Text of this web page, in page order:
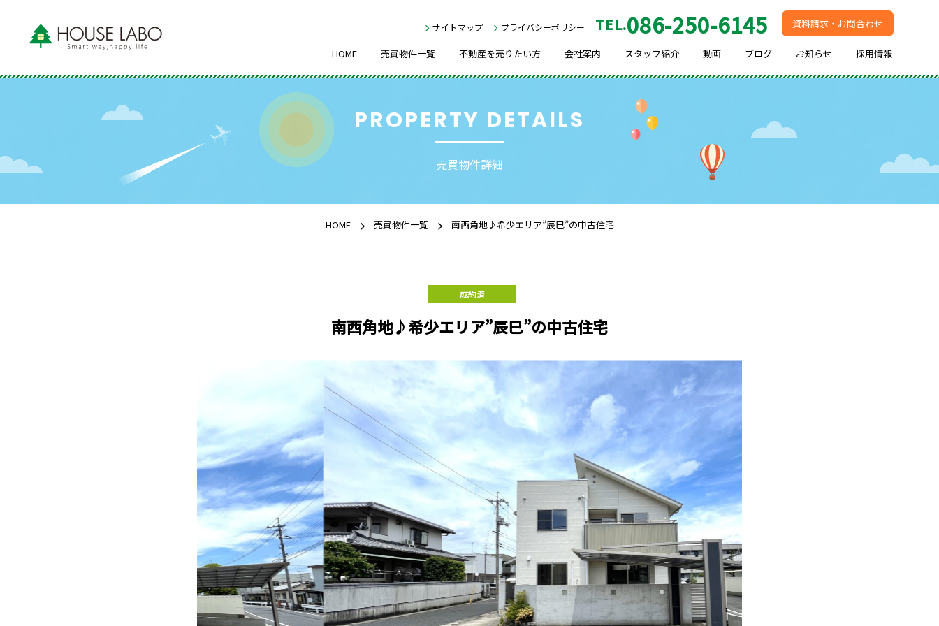
サイトマップ プライバシーポリシー TEL.086-250-6145 資料請求・お問合わせ
HOME 売買物件一覧 不動産を売りたい方 会社案内 スタッフ紹介 動画 ブログ お知らせ 採用情報
PROPERTY DETAILS
売買物件詳細
HOME 売買物件一覧 南西角地♪希少エリア”辰巳”の中古住宅
成約済
南西角地♪希少エリア”辰巳”の中古住宅